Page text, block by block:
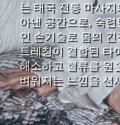
는 태국 전통 마사
아낸 공간으로, 숙
인 손기술로 몸의
트레칭이 결합된 타
해소하고 혈류를 원
벼워지는 느낌을 선